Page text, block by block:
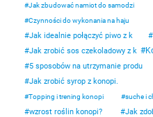
Jak zbudować namiot do samodzi
Czynności do wykonania na haju
Jak idealnie połączyć piwo z k
Jak zrobić sos czekoladowy z k
5 sposobów na utrzymanie produ
Jak zrobić syrop z konopi.
Topping i trening konopi suche i
wzrost roślin konopi?
Jak